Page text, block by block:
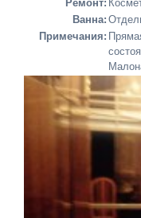
Ремонт:
Ванна:
Примечания: